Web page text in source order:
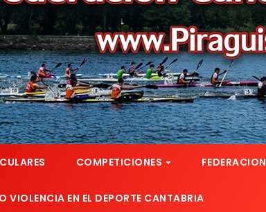
COMPETICIONES FEDERACION
VIOLENCIA EN EL DEPORTE CANTABRIA